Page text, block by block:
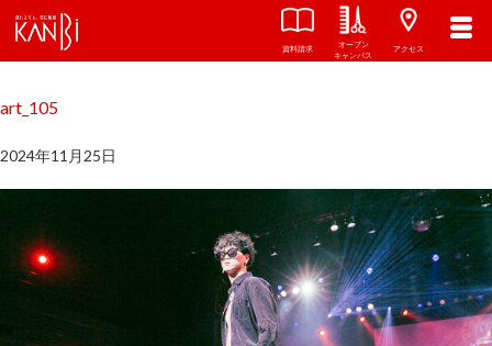
アクセス
オープン
キャンパス
資料請求
関西美容専門学校
art_105
2024年11月25日